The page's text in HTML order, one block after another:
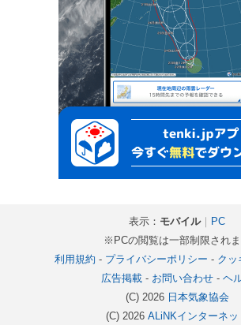
表示： モバイル｜
PC
※PCの閲覧は一部制限され
利用規約 - プライバシーポリシー - クッ
広告掲載- お問い合わせ- ヘ
(C) 2026 日本気象協会
(C) 2026 ALiNKインターネッ